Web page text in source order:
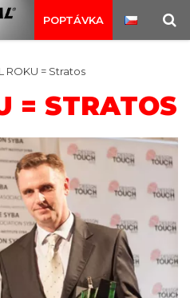
POPTÁVKA
ROKU = Stratos
= STRATOS